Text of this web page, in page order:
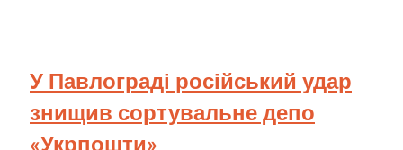
У Павлограді російський удар
знищив сортувальне депо
«Укрпошти»